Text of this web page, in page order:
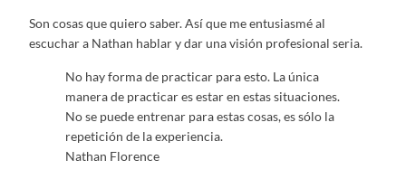
Son cosas que quiero saber. Así que me entusiasmé al
escuchar a Nathan hablar y dar una visión profesional seria.
No hay forma de practicar para esto. La única
manera de practicar es estar en estas situaciones.
No se puede entrenar para estas cosas, es sólo la
repetición de la experiencia.
Nathan Florence